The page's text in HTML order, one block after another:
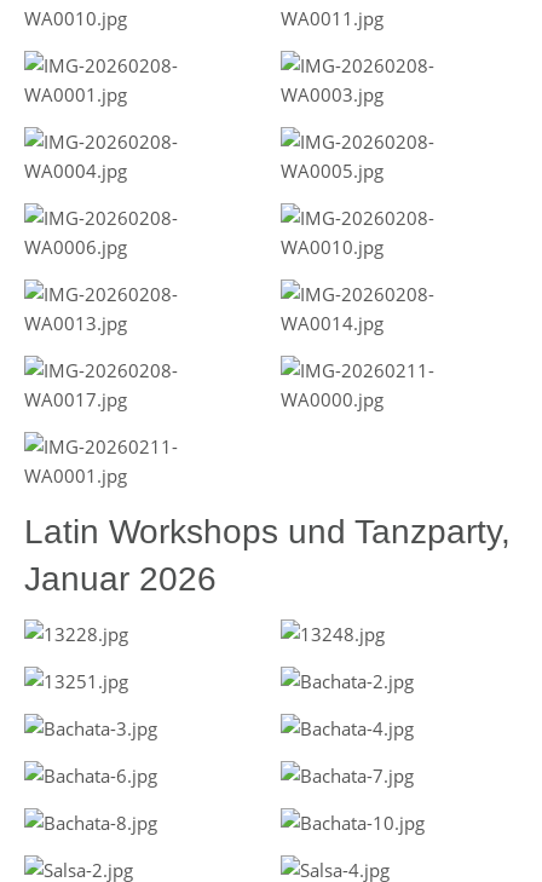
Latin Workshops und Tanzparty,
Januar 2026